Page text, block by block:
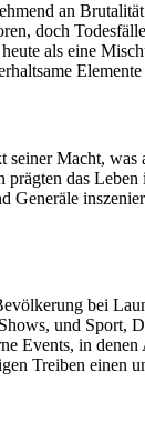
an
doch
als eine
Macht,
das Leben
Generäle
bei
und Sport,
Events, in
Treiben einen